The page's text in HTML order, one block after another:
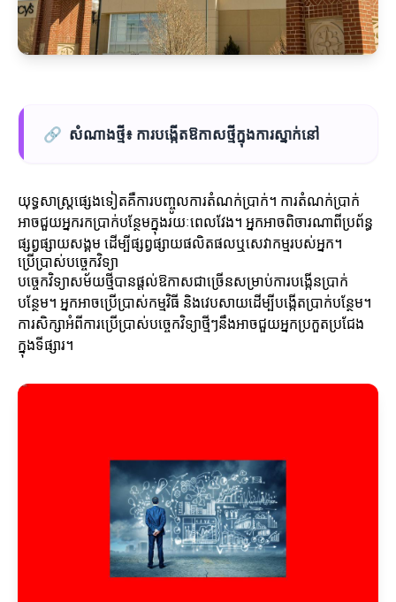
🔗 សំណាងថ្មី៖ ការបង្កើតឱកាសថ្មីក្នុងការស្នាក់នៅ
យុទ្ធសាស្ត្រផ្សេងទៀតគឺការបញ្ចូលការតំណក់ប្រាក់។ ការតំណក់ប្រាក់
អាចជួយអ្នករកប្រាក់បន្ថែមក្នុងរយៈពេលវែង។ អ្នកអាចពិចារណាពីប្រព័ន្ធ
ផ្សព្វផ្សាយសង្គម ដើម្បីផ្សព្វផ្សាយផលិតផលឬសេវាកម្មរបស់អ្នក។
ប្រើប្រាស់បច្ចេកវិទ្យា
បច្ចេកវិទ្យាសម័យថ្មីបានផ្តល់ឱកាសជាច្រើនសម្រាប់ការបង្កើនប្រាក់
បន្ថែម។ អ្នកអាចប្រើប្រាស់កម្មវិធី និងវេបសាយដើម្បីបង្កើតប្រាក់បន្ថែម។
ការសិក្សាអំពីការប្រើប្រាស់បច្ចេកវិទ្យាថ្មីៗនឹងអាចជួយអ្នកប្រកួតប្រជែង
ក្នុងទីផ្សារ។